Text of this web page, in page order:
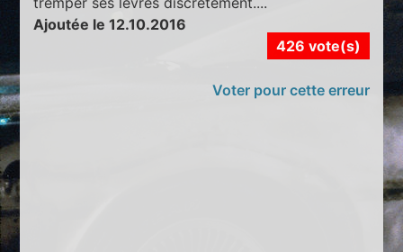
Ajoutée le 12.10.2016
426 vote(s)
Voter pour cette erreur